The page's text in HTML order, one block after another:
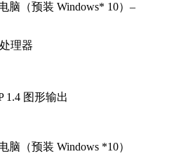
脑（预装 Windows* 10）–
理器
1.4 图形输出
（预装 Windows *10）